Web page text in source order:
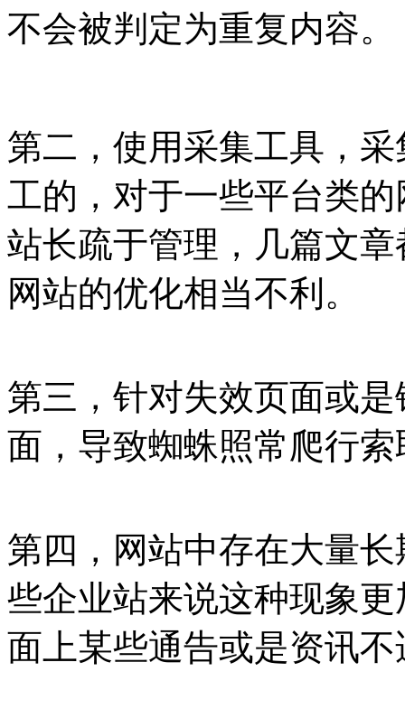
不会被判定为重复内容。
第二，使用采集工具，
工的，对于一些平台类
站长疏于管理，几篇文
网站的优化相当不利。
第三，针对失效页面或
面，导致蜘蛛照常爬行
第四，网站中存在大量
些企业站来说这种现象
面上某些通告或是资讯